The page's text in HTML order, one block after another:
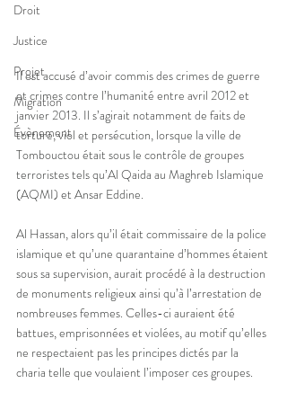
Droit
Justice
Projet
Migration
Évènement
Il est accusé d’avoir commis des crimes de guerre
et crimes contre l’humanité entre avril 2012 et
janvier 2013. Il s’agirait notamment de faits de
torture, viol et persécution, lorsque la ville de
Tombouctou était sous le contrôle de groupes
terroristes tels qu’Al Qaida au Maghreb Islamique
(AQMI) et Ansar Eddine.
Al Hassan, alors qu’il était commissaire de la police
islamique et qu’une quarantaine d’hommes étaient
sous sa supervision, aurait procédé à la destruction
de monuments religieux ainsi qu’à l’arrestation de
nombreuses femmes. Celles-ci auraient été
battues, emprisonnées et violées, au motif qu’elles
ne respectaient pas les principes dictés par la
charia telle que voulaient l’imposer ces groupes.